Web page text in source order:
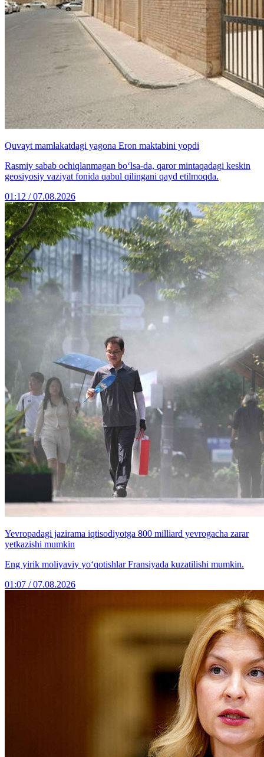
Quvayt mamlakatdagi yagona Eron maktabini yopdi
Rasmiy sabab ochiqlanmagan bo‘lsa-da, qaror mintaqadagi keskin
geosiyosiy vaziyat fonida qabul qilingani qayd etilmoqda.
01:12 / 07.08.2026
Yevropadagi jazirama iqtisodiyotga 800 milliard yevrogacha zarar
yetkazishi mumkin
Eng yirik moliyaviy yo‘qotishlar Fransiyada kuzatilishi mumkin.
01:07 / 07.08.2026